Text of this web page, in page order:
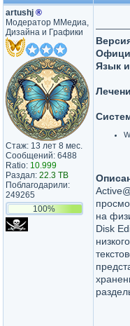
artushj ®
Модератор ММедиа,
Дизайна и Графики
Стаж: 13 лет 8 мес.
Сообщений: 6488
Ratio: 10.999
Раздал: 22.3 TB
Поблагодарили:
249265
100%
Язык
на
Disk